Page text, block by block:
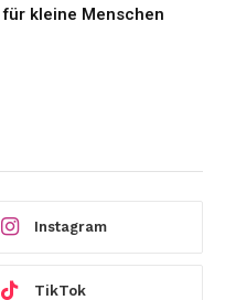
kleine Menschen
Instagram
TikTok